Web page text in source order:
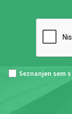
Seznanjen sem s